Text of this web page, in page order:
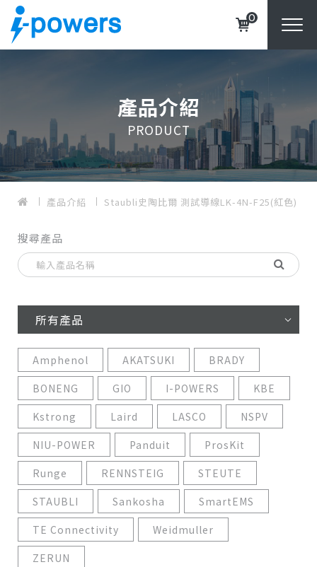
0
產品介紹
PRODUCT
產品介紹 Staubli史陶比爾 測試導線LK-4N-F25(紅色)
搜尋產品
所有產品
Amphenol AKATSUKI
BRADY
BONENG
GIO I-POWERS
KBE
Kstrong
Laird LASCO
NSPV
NIU-POWER
Panduit
ProsKit
Runge
RENNSTEIG
STEUTE
STAUBLI
Sankosha
SmartEMS
TE Connectivity
Weidmuller
ZERUN